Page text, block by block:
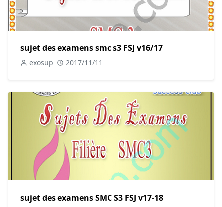
sujet des examens smc s3 FSJ v16/17
exosup 2017/11/11
sujet des examens SMC S3 FSJ v17-18